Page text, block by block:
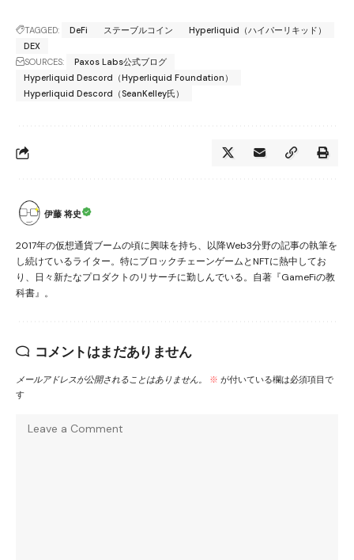
TAGGED: DeFi ステーブルコイン
Hyperliquid（ハイパーリキッド）
DEX
SOURCES:
Paxos Labs公式ブログ
Hyperliquid Descord（Hyperliquid Foundation）
Hyperliquid Descord（SeanKelley氏）
伊藤 将史
2017年の仮想通貨ブームの頃に興味を持ち、以降Web3分野の記事の執筆を
し続けているライター。特にブロックチェーンゲームとNFTに熱中してお
り、日々新たなプロダクトのリサーチに勤しんでいる。自著『GameFiの教
科書』。
コメントはまだありません
メールアドレスが公開されることはありません。 ※ が付いている欄は必須項目で
す